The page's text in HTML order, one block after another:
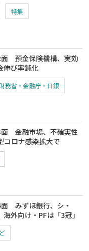
特集
面 預金保険機構、実効
伸び率鈍化
財務省・金融庁・日銀
金融市場、不確実性
コロナ感染拡大で
みずほ銀行、シ・
外向け・PFは「3冠」